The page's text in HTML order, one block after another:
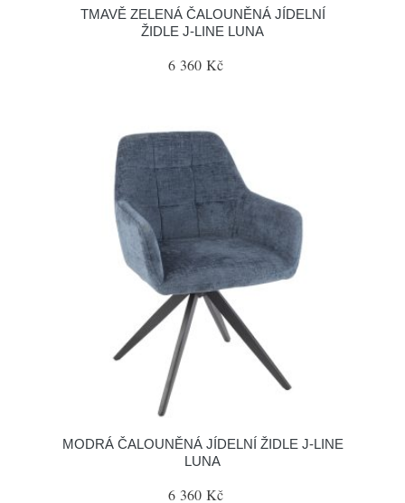
TMAVĚ ZELENÁ ČALOUNĚNÁ JÍDELNÍ
ŽIDLE J-LINE LUNA
6 360 Kč
MODRÁ ČALOUNĚNÁ JÍDELNÍ ŽIDLE J-LINE
LUNA
6 360 Kč